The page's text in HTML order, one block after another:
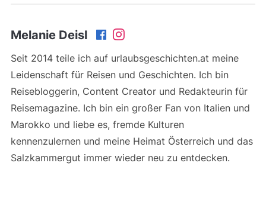
Melanie Deisl
Seit 2014 teile ich auf urlaubsgeschichten.at meine
Leidenschaft für Reisen und Geschichten. Ich bin
Reisebloggerin, Content Creator und Redakteurin für
Reisemagazine. Ich bin ein großer Fan von Italien und
Marokko und liebe es, fremde Kulturen
kennenzulernen und meine Heimat Österreich und das
Salzkammergut immer wieder neu zu entdecken.